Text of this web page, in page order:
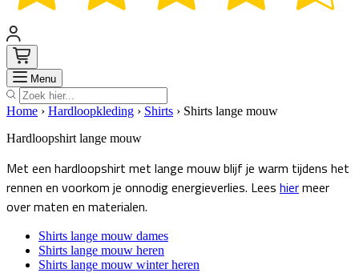
Menu Zoek
Home › Hardloopkleding › Shirts › Shirts lange mouw
Hardloopshirt lange mouw
Met een hardloopshirt met lange mouw blijf je warm tijdens het
rennen en voorkom je onnodig energieverlies. Lees hiermeer
over maten en materialen.
Shirts lange mouw dames
Shirts lange mouw heren
Shirts lange mouw winter heren